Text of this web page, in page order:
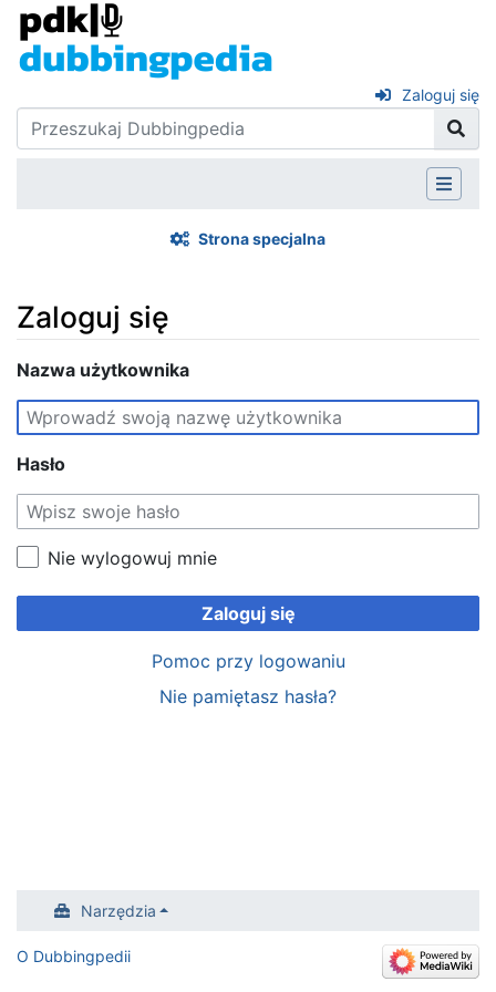
Zaloguj się
Strona specjalna
Zaloguj się
Skocz do:nawigacja,
Nazwa użytkownika
Hasło
Nie wylogowuj mnie
Zaloguj się
Pomoc przy logowaniu
Nie pamiętasz hasła?
Narzędzia
O Dubbingpedii